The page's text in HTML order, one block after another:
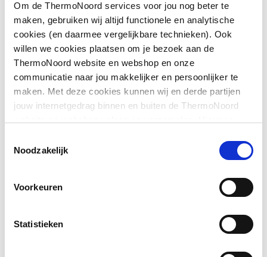
Om de ThermoNoord services voor jou nog beter te
maken, gebruiken wij altijd functionele en analytische
cookies (en daarmee vergelijkbare technieken). Ook
willen we cookies plaatsen om je bezoek aan de
ThermoNoord website en webshop en onze
communicatie naar jou makkelijker en persoonlijker te
maken. Met deze cookies kunnen wij en derde partijen
jouw internetgedrag binnen en buiten de ThermoNoord
communicatie aan jouw interesses aan. We slaan je
Noodzakelijk
Voorkeuren
Statistieken
Oppervlaktebeschermin
g aansluiting 1
Gecoat
Systeemgebonden Ja
Nom. diameter
aansluiting 1
2" (50)
buisdiameter aansluiting
Aansluiting 1
Hoofdkleur fitting
Toon meer
Downloads